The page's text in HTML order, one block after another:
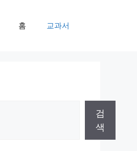
홈 교과서
검
색